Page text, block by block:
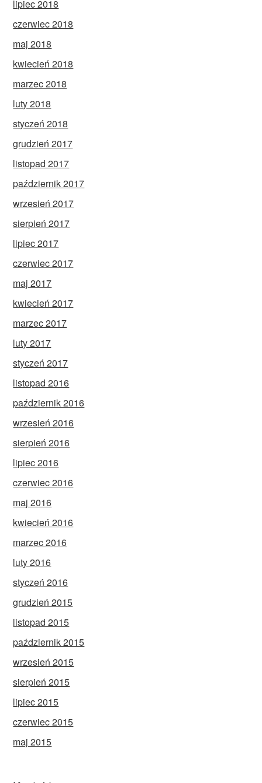
lipiec 2018
czerwiec 2018
maj 2018
kwiecień 2018
marzec 2018
luty 2018
styczeń 2018
grudzień 2017
listopad 2017
październik 2017
wrzesień 2017
sierpień 2017
lipiec 2017
czerwiec 2017
maj 2017
kwiecień 2017
marzec 2017
luty 2017
styczeń 2017
listopad 2016
październik 2016
wrzesień 2016
sierpień 2016
lipiec 2016
czerwiec 2016
maj 2016
kwiecień 2016
marzec 2016
luty 2016
styczeń 2016
grudzień 2015
listopad 2015
październik 2015
wrzesień 2015
sierpień 2015
lipiec 2015
czerwiec 2015
maj 2015